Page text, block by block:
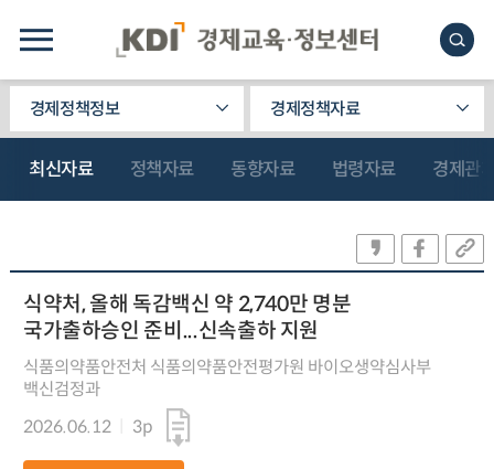
경제정책정보 경제정책자료
최신자료 정책자료 동향자료 법령자료 경제관
식약처, 올해 독감백신 약 2,740만 명분
국가출하승인 준비...신속출하 지원
식품의약품안전처 식품의약품안전평가원 바이오생약심사부
백신검정과
2026.06.12
3p